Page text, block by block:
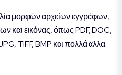
μορφών αρχείων εγγράφων,
και εικόνας, όπως PDF, DOC,
TIFF, BMP και πολλά άλλα.